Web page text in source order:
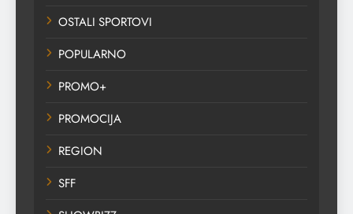
OSTALI SPORTOVI
POPULARNO
PROMO+
PROMOCIJA
REGION
SFF